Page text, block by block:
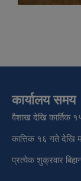
कार्यालय समय
वैशाख देखि कार्तिक
कात्तिक १६ गते देखि
प्रत्येक शुक्रवार